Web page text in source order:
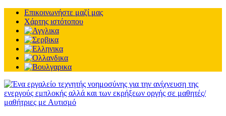
Επικοινωνήστε μαζί μας
Χάρτης ιστότοπου